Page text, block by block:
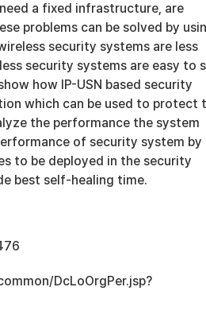
a fixed infrastructure, are
problems can be solved by
security systems are less
security systems are easy to
how IP-USN based security
which can be used to protect
the performance the system
of security system by
to be deployed in the security
best self-healing time.
DcLoOrgPer.jsp?